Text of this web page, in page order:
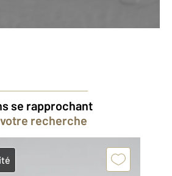
se rapprochant
recherche